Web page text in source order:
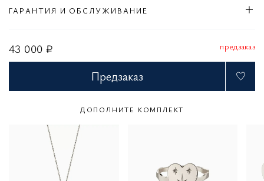
43 000 ₽ предзаказ
Предзаказ
ГАРАНТИЯ И ОБСЛУЖИВАНИЕ
ДОПОЛНИТЕ КОМПЛЕКТ